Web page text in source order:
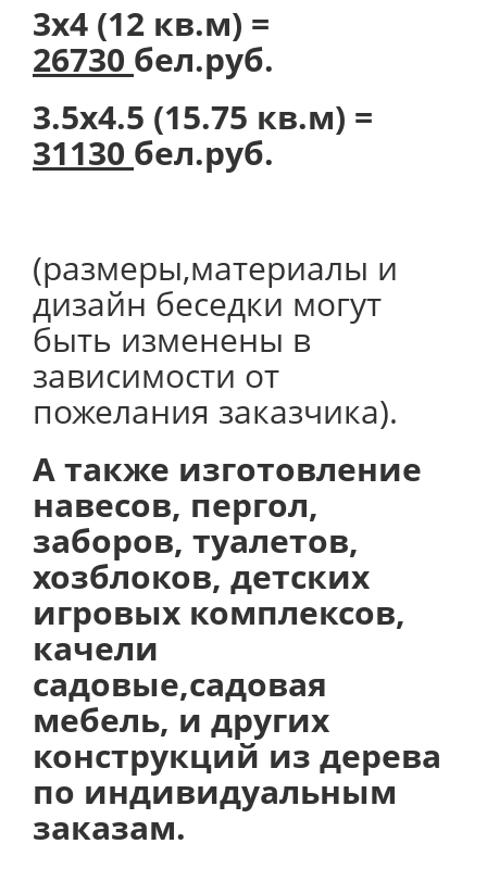
3х4 (12 кв.м) =
26730 бел.руб.
3.5х4.5 (15.75 кв.м) =
31130 бел.руб.
(размеры,материалы и
дизайн беседки могут
быть изменены в
зависимости от
пожелания заказчика).
А также изготовление
навесов, пергол,
заборов, туалетов,
хозблоков, детских
игровых комплексов,
качели
садовые,садовая
мебель, и других
конструкций из дерева
по индивидуальным
заказам.